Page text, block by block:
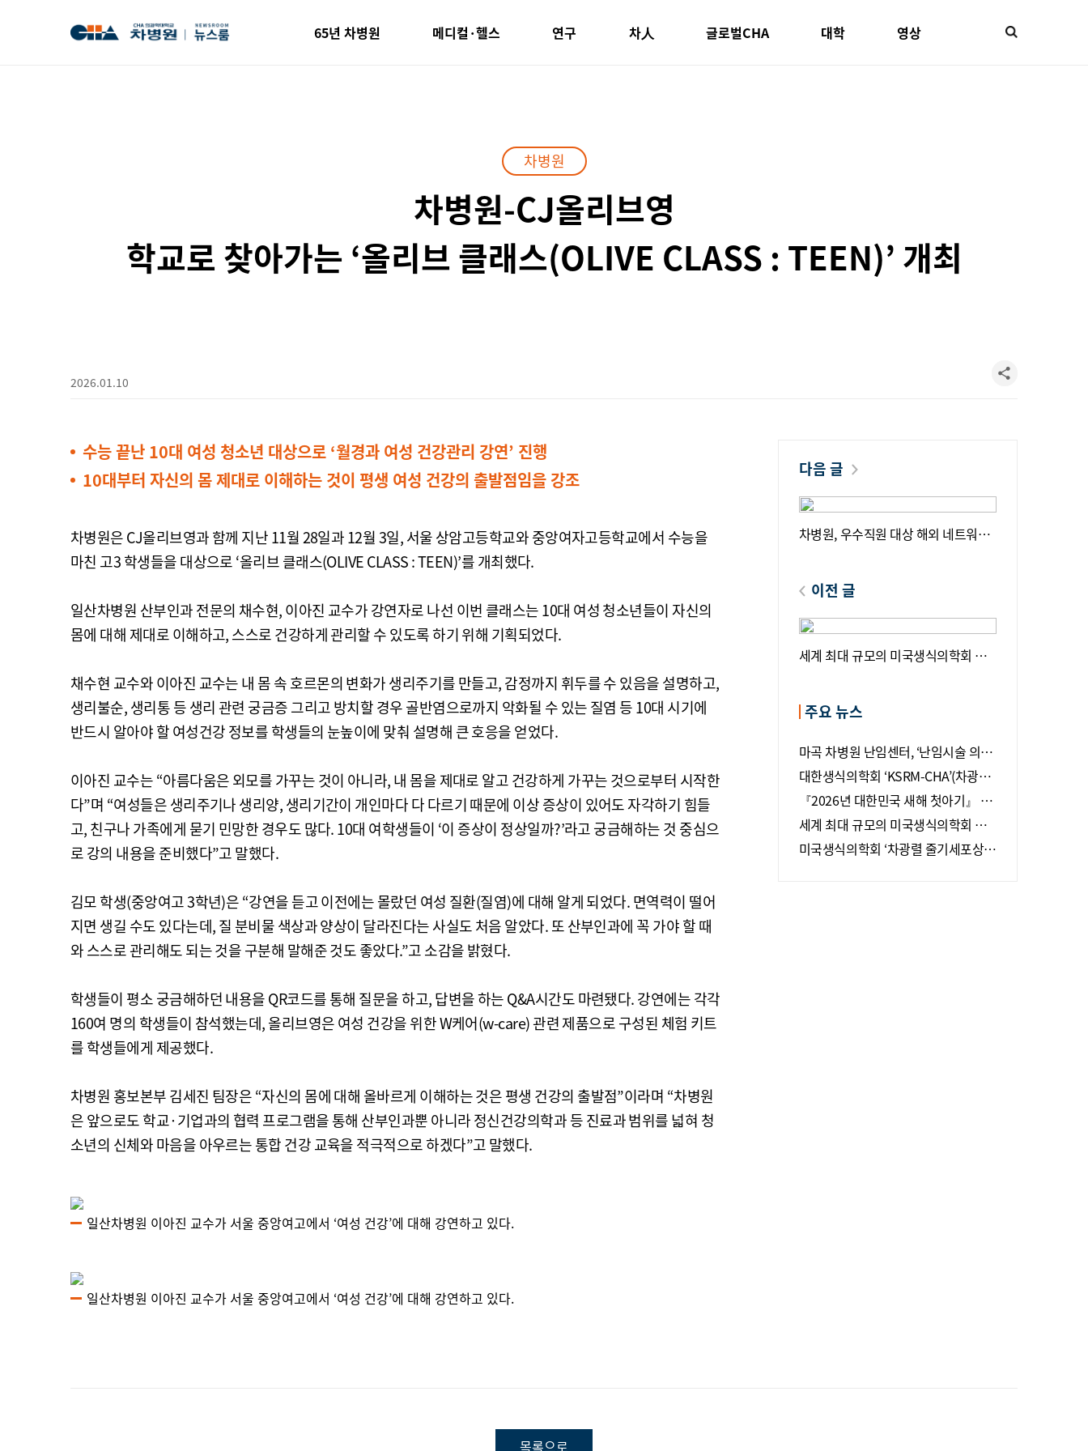
65년 차병원 메디컬·헬스 연구 차人 글로벌CHA 대학 영상
차병원
차병원-CJ올리브영
학교로 찾아가는 ‘올리브 클래스(OLIVE CLASS : TEEN)’ 개최
2026.01.10
수능 끝난 10대 여성 청소년 대상으로 ‘월경과 여성 건강관리 강연’ 진행
10대부터 자신의 몸 제대로 이해하는 것이 평생 여성 건강의 출발점임을 강조
차병원은 CJ올리브영과 함께 지난 11월 28일과 12월 3일, 서울 상암고등학교와 중앙여자고등학교에서 수능을
마친 고3 학생들을 대상으로 ‘올리브 클래스(OLIVE CLASS : TEEN)’를 개최했다.
일산차병원 산부인과 전문의 채수현, 이아진 교수가 강연자로 나선 이번 클래스는 10대 여성 청소년들이 자신의
몸에 대해 제대로 이해하고, 스스로 건강하게 관리할 수 있도록 하기 위해 기획되었다.
채수현 교수와 이아진 교수는 내 몸 속 호르몬의 변화가 생리주기를 만들고, 감정까지 휘두를 수 있음을 설명하고,
생리불순, 생리통 등 생리 관련 궁금증 그리고 방치할 경우 골반염으로까지 악화될 수 있는 질염 등 10대 시기에
반드시 알아야 할 여성건강 정보를 학생들의 눈높이에 맞춰 설명해 큰 호응을 얻었다.
이아진 교수는 “아름다움은 외모를 가꾸는 것이 아니라, 내 몸을 제대로 알고 건강하게 가꾸는 것으로부터 시작한
다”며 “여성들은 생리주기나 생리양, 생리기간이 개인마다 다 다르기 때문에 이상 증상이 있어도 자각하기 힘들
고, 친구나 가족에게 묻기 민망한 경우도 많다. 10대 여학생들이 ‘이 증상이 정상일까?’라고 궁금해하는 것 중심으
로 강의 내용을 준비했다”고 말했다.
김모 학생(중앙여고 3학년)은 “강연을 듣고 이전에는 몰랐던 여성 질환(질염)에 대해 알게 되었다. 면역력이 떨어
지면 생길 수도 있다는데, 질 분비물 색상과 양상이 달라진다는 사실도 처음 알았다. 또 산부인과에 꼭 가야 할 때
와 스스로 관리해도 되는 것을 구분해 말해준 것도 좋았다.”고 소감을 밝혔다.
학생들이 평소 궁금해하던 내용을 QR코드를 통해 질문을 하고, 답변을 하는 Q&A시간도 마련됐다. 강연에는 각각
160여 명의 학생들이 참석했는데, 올리브영은 여성 건강을 위한 W케어(w-care) 관련 제품으로 구성된 체험 키트
를 학생들에게 제공했다.
차병원 홍보본부 김세진 팀장은 “자신의 몸에 대해 올바르게 이해하는 것은 평생 건강의 출발점”이라며 “차병원
은 앞으로도 학교·기업과의 협력 프로그램을 통해 산부인과뿐 아니라 정신건강의학과 등 진료과 범위를 넓혀 청
소년의 신체와 마음을 아우르는 통합 건강 교육을 적극적으로 하겠다”고 말했다.
일산차병원 이아진 교수가 서울 중앙여고에서 ‘여성 건강’에 대해 강연하고 있다.
일산차병원 이아진 교수가 서울 중앙여고에서 ‘여성 건강’에 대해 강연하고 있다.
목록으로
다음 글
차병원, 우수직원 대상 해외 네트워크
이전 글
세계 최대 규모의 미국생식의학회 회
주요 뉴스
마곡 차병원 난임센터, ‘난임시술 의료
기관’ 지정
대한생식의학회 ‘KSRM-CHA’(차광렬
학술상)
『2026년 대한민국 새해 첫아기』 탄
생
세계 최대 규모의 미국생식의학회 회
장단, 차병원·차바이오그룹 방문
미국생식의학회 ‘차광렬 줄기세포상’